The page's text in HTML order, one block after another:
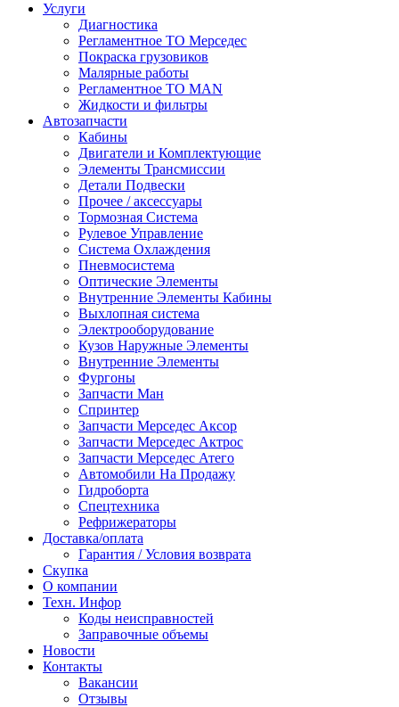
Услуги
Диагностика
Регламентное ТО Мерседес
Покраска грузовиков
Малярные работы
Регламентное ТО MAN
Жидкости и фильтры
Автозапчасти
Кабины
Двигатели и Комплектующие
Элементы Трансмиссии
Детали Подвески
Прочее / аксессуары
Тормозная Система
Рулевое Управление
Система Охлаждения
Пневмосистема
Оптические Элементы
Внутренние Элементы Кабины
Выхлопная система
Электрооборудование
Кузов Наружные Элементы
Внутренние Элементы
Фургоны
Запчасти Ман
Спринтер
Запчасти Мерседес Аксор
Запчасти Мерседес Актрос
Запчасти Мерседес Атего
Автомобили На Продажу
Гидроборта
Спецтехника
Рефрижераторы
Доставка/оплата
Гарантия / Условия возврата
Скупка
О компании
Техн. Инфор
Коды неисправностей
Заправочные объемы
Новости
Контакты
Вакансии
Отзывы